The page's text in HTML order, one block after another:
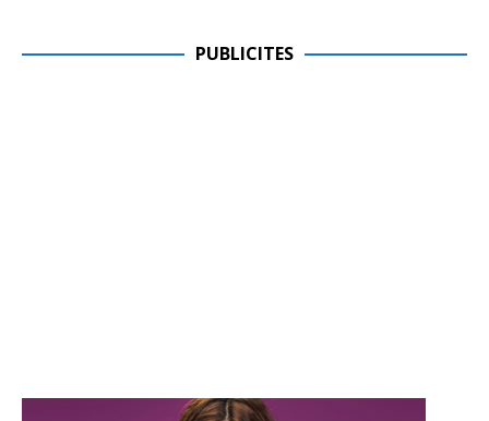
PUBLICITES